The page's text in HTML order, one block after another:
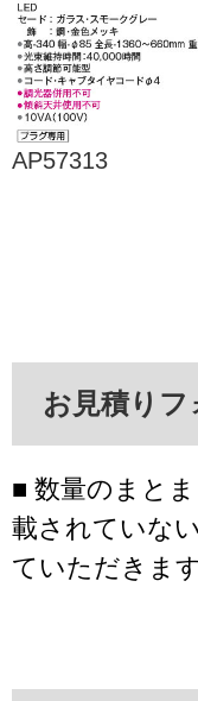
AP57313
お見積りフ
■ 数量のまと
載されていな
ていただきます